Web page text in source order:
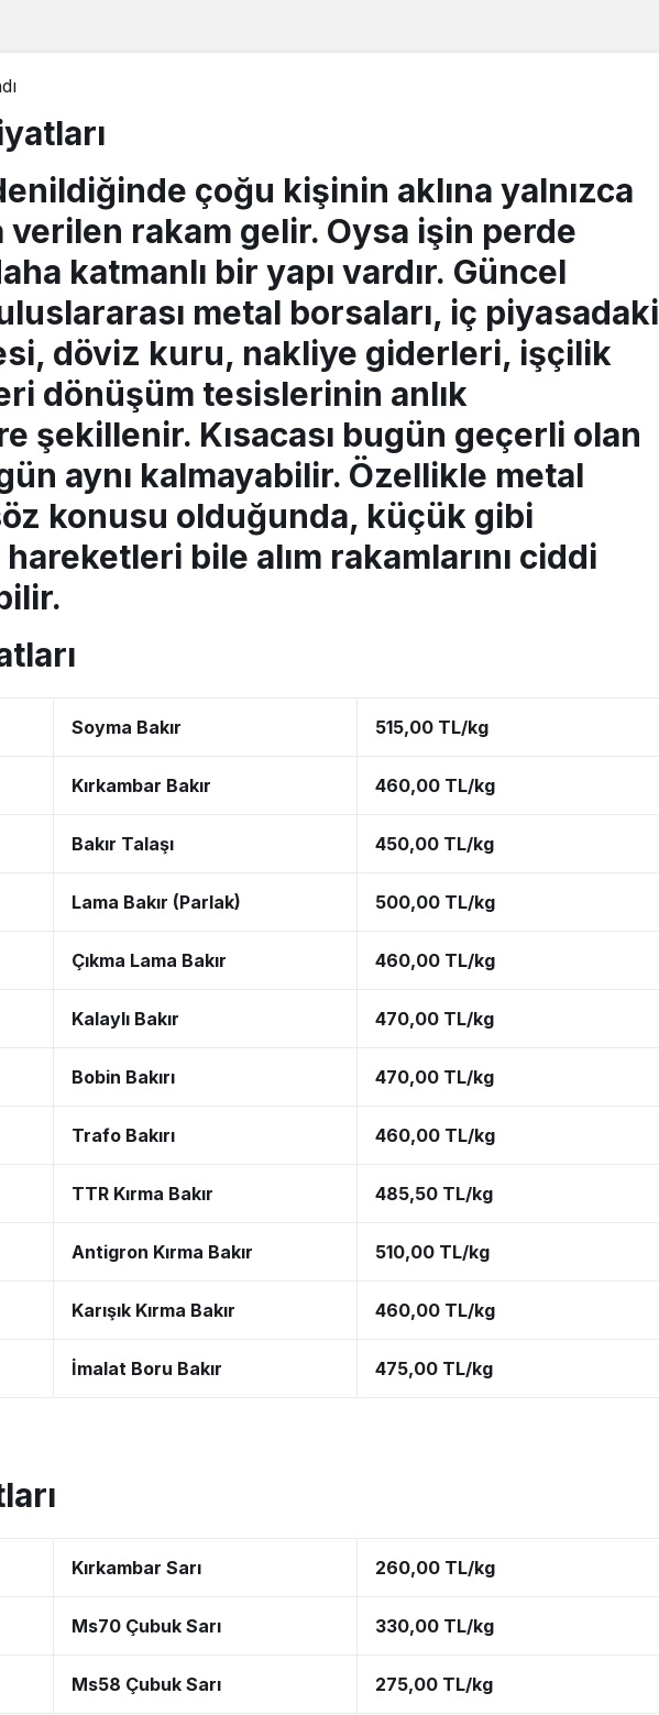
çoğu kişinin aklına yalnızca
verilen rakam gelir. Oysa işin perde
katmanlı bir yapı vardır. Güncel
metal borsaları, iç piyasadaki
döviz kuru, nakliye giderleri, işçilik
dönüşüm tesislerinin anlık
şekillenir. Kısacası bugün geçerli olan
aynı kalmayabilir. Özellikle metal
konusu olduğunda, küçük gibi
bile alım rakamlarını ciddi
Soyma Bakır 515,00 TL/kg
Kırkambar Bakır 460,00 TL/kg
Bakır Talaşı 450,00 TL/kg
Lama Bakır (Parlak) 500,00 TL/kg
Çıkma Lama Bakır 460,00 TL/kg
Kalaylı Bakır 470,00 TL/kg
Bobin Bakırı 470,00 TL/kg
Trafo Bakırı 460,00 TL/kg
TTR Kırma Bakır 485,50 TL/kg
Antigron Kırma Bakır 510,00 TL/kg
Karışık Kırma Bakır 460,00 TL/kg
İmalat Boru Bakır 475,00 TL/kg
Kırkambar Sarı 260,00 TL/kg
Ms70 Çubuk Sarı 330,00 TL/kg
Ms58 Çubuk Sarı 275,00 TL/kg